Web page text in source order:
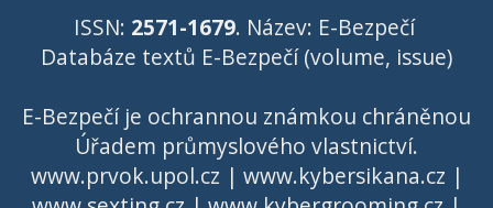
ISSN: 2571-1679. Název: E-Bezpečí
Databáze textů E-Bezpečí (volume, issue)
E-Bezpečí je ochrannou známkou chráněnou
Úřadem průmyslového vlastnictví.
www.prvok.upol.cz | www.kybersikana.cz |